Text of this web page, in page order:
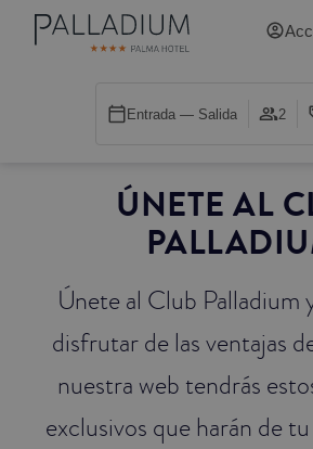
ÚNETE AL
Únete al Club Palladium
disfrutar de las ventajas
nuestra web tendrás
exclusivos que harán de
Entrada — Salida 2
INDIVIDUAL BALCÓN CATEDRAL
DOBLE INN
DOBLE INN CATEDRAL